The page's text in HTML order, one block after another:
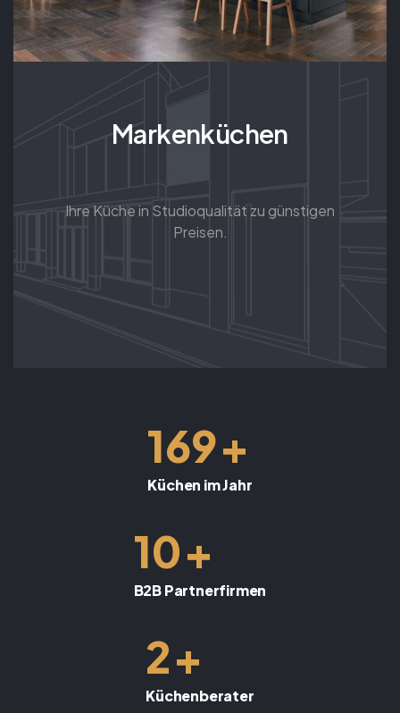
Markenküchen
Ihre Küche in Studioqualität zu günstigen
Preisen.
169+
Küchen im Jahr
10+
B2B Partnerfirmen
2+
Küchenberater